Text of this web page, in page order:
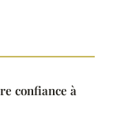
confiance à